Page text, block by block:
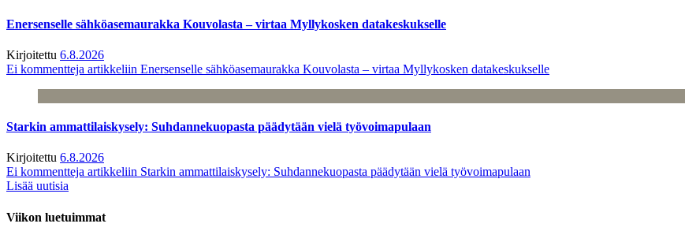
Enersenselle sähköasemaurakka Kouvolasta – virtaa Myllykosken datakeskukselle
Kirjoitettu 6.8.2026
Ei kommentteja artikkeliin Enersenselle sähköasemaurakka Kouvolasta – virtaa Myllykosken datakeskukselle
Starkin ammattilaiskysely: Suhdannekuopasta päädytään vielä työvoimapulaan
Kirjoitettu 6.8.2026
Ei kommentteja artikkeliin Starkin ammattilaiskysely: Suhdannekuopasta päädytään vielä työvoimapulaan
Lisää uutisia
Viikon luetuimmat